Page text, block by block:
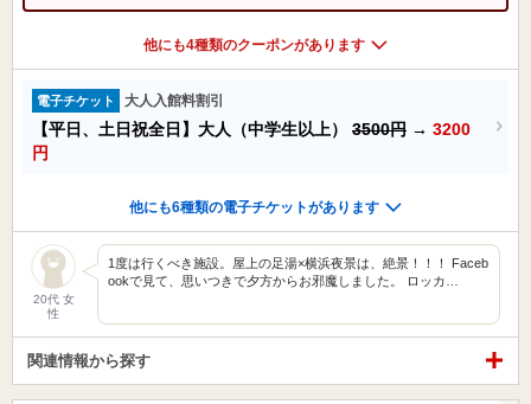
他にも4種類のクーポンがあります
電子チケット 大人入館料割引
【平日、土日祝全日】大人（中学生以上） 3500円 → 3200
円
他にも6種類の電子チケットがあります
20代 女
性
1度は行くべき施設。屋上の足湯×横浜夜景は、絶景！！！ Faceb
ookで見て、思いつきで夕方からお邪魔しました。 ロッカ…
関連情報から探す